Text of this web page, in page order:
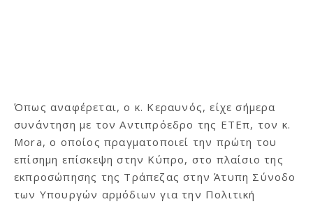
Όπως αναφέρεται, ο κ. Κεραυνός, είχε σήμερα
συνάντηση με τον Αντιπρόεδρο της ΕΤΕπ, τον κ.
Μora, ο οποίος πραγματοποιεί την πρώτη του
επίσημη επίσκεψη στην Κύπρο, στο πλαίσιο της
εκπροσώπησης της Τράπεζας στην Άτυπη Σύνοδο
των Υπουργών αρμόδιων για την Πολιτική